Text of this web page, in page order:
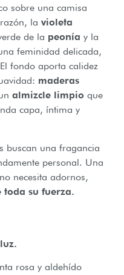
sobre una camisa
la violeta
de la peonía y la
feminidad delicada,
fondo aporta calidez
maderas
almizcle limpio que
capa, íntima y
buscan una fragancia
personal. Una
necesita adornos,
toda su fuerza.
rosa y aldehído